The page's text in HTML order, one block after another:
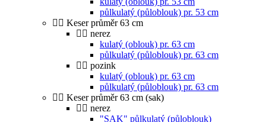
půlkulatý (půloblouk) pr. 53 cm
Keser průměr 63 cm
nerez
kulatý (oblouk) pr. 63 cm
půlkulatý (půloblouk) pr. 63 cm
pozink
kulatý (oblouk) pr. 63 cm
půlkulatý (půloblouk) pr. 63 cm
Keser průměr 63 cm (sak)
nerez
"SAK" půlkulatý (půloblouk)